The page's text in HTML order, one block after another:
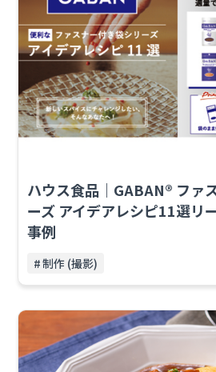
ハウス食品｜GABAN® ファ
ーズ アイデアレシピ11選リ
事例
制作 (撮影)